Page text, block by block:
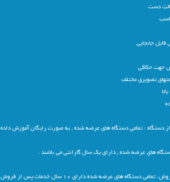
دست
جابجایی
جهت حکاکی
تصویری مختلف
دستگاه : تمامی دستگاه های عرضه شده , به صورت رایگان آموزش داده
های عرضه شده , دارای یک سال گارانتی می باشند .
خدمات پس از فروش: تمامی دستگاه های عرضه شده دارای 10 سال خدمات پس از فروش